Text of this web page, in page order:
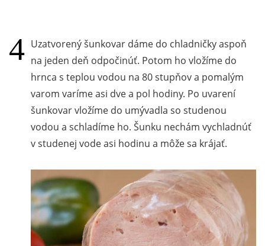
Uzatvorený šunkovar dáme do chladničky aspoň
na jeden deň odpočinúť. Potom ho vložíme do
hrnca s teplou vodou na 80 stupňov a pomalým
varom varíme asi dve a pol hodiny. Po uvarení
šunkovar vložíme do umývadla so studenou
vodou a schladíme ho. Šunku nechám vychladnúť
v studenej vode asi hodinu a môže sa krájať.